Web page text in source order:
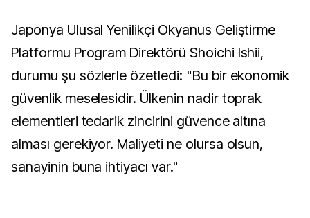
Japonya Ulusal Yenilikçi Okyanus Geliştirme
Platformu Program Direktörü Shoichi Ishii,
durumu şu sözlerle özetledi: "Bu bir ekonomik
güvenlik meselesidir. Ülkenin nadir toprak
elementleri tedarik zincirini güvence altına
alması gerekiyor. Maliyeti ne olursa olsun,
sanayinin buna ihtiyacı var."